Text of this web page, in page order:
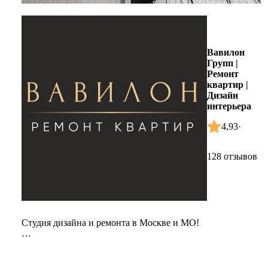
Вавилон
Групп |
Ремонт
квартир |
Дизайн
интерьера
4,93·
128 отзывов
Студия дизайна и ремонта в Москве и МО!